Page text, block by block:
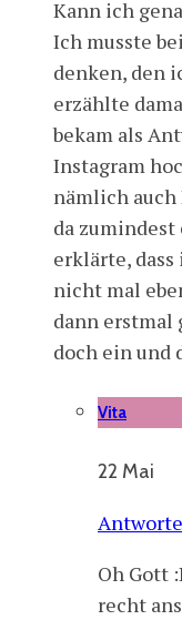
Kann ich
Ich musste
denken, den
erzählte
bekam als
Instagram
nämlich
da zumindest
erklärte,
nicht mal
dann erstmal
doch ein und
Vita
22 Mai
Oh Gott
recht